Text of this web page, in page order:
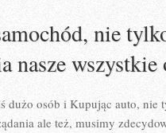
nie
nasze
dużo osób i Kupując auto,
ale też, musimy